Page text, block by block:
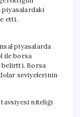
piyasalardaki
etti.
piyasalarda
ile borsa
belirtti. Borsa
seviyelerinin
tavsiyesi niteliği